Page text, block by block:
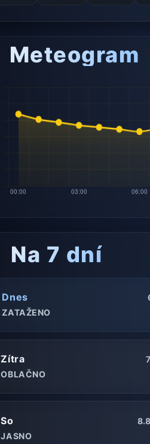
Meteogram
Na 7 dní
Dnes
ZATAŽENO
Zítra
OBLAČNO
So
JASNO